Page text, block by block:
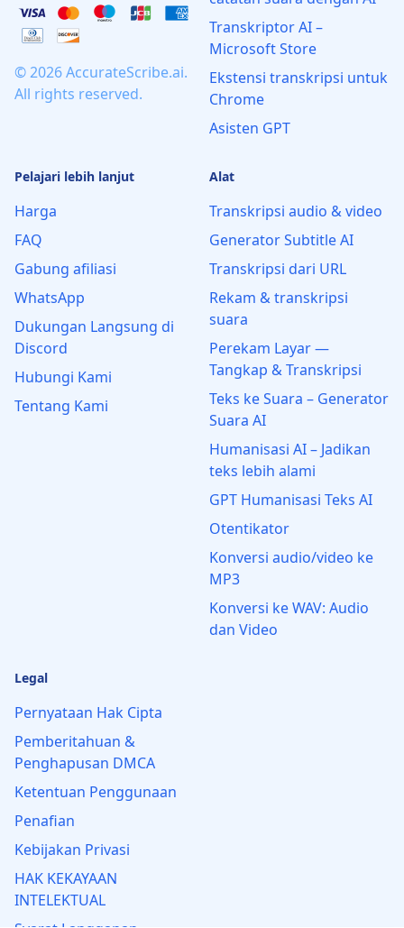
© 2026 AccurateScribe.ai.
All rights reserved.
Transkriptor AI –
Microsoft Store
Ekstensi transkripsi untuk
Chrome
Asisten GPT
Pelajari lebih lanjut
Harga
FAQ
Gabung afiliasi
WhatsApp
Dukungan Langsung di
Discord
Hubungi Kami
Tentang Kami
Alat
Transkripsi audio & video
Generator Subtitle AI
Transkripsi dari URL
Rekam & transkripsi
suara
Perekam Layar —
Tangkap & Transkripsi
Teks ke Suara – Generator
Suara AI
Humanisasi AI – Jadikan
teks lebih alami
GPT Humanisasi Teks AI
Otentikator
Konversi audio/video ke
MP3
Konversi ke WAV: Audio
dan Video
Legal
Pernyataan Hak Cipta
Pemberitahuan &
Penghapusan DMCA
Ketentuan Penggunaan
Penafian
Kebijakan Privasi
HAK KEKAYAAN
INTELEKTUAL